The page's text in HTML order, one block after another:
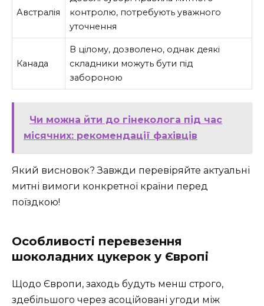
Австралія
контролю, потребують уважного
уточнення
Канада
В цілому, дозволено, однак деякі
складники можуть бути під
забороною
Чи можна йти до гінеколога під час
місячних: рекомендації фахівців
Який висновок? Завжди перевіряйте актуальні
митні вимоги конкретної країни перед
поїздкою!
Особливості перевезення
шоколадних цукерок у Європі
Щодо Європи, заходь будуть менш строго,
здебільшого через асоційовані угоди між